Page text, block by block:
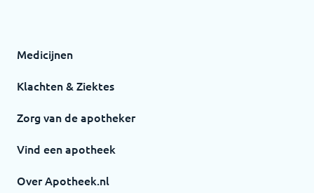
Medicijnen
Klachten & Ziektes
Zorg van de apotheker
Vind een apotheek
Over Apotheek.nl